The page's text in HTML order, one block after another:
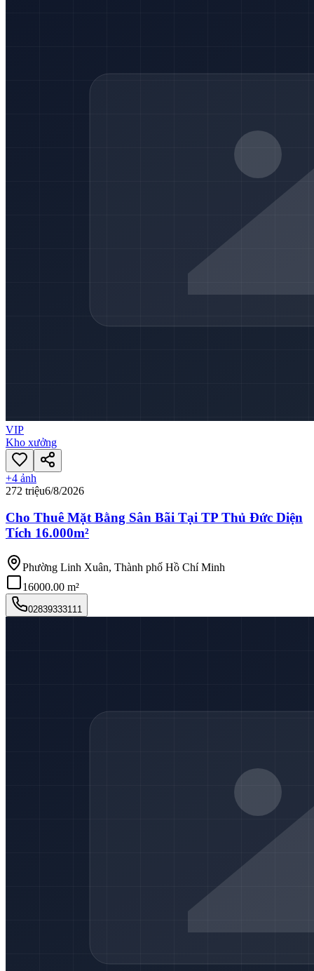
VIP
Kho xưởng
+4 ảnh
272 triệu6/8/2026
Cho Thuê Mặt Bằng Sân Bãi Tại TP Thủ Đức Diện
Tích 16.000m²
Phường Linh Xuân, Thành phố Hồ Chí Minh
16000.00 m²
02839333111